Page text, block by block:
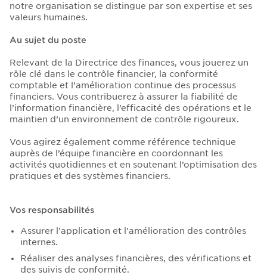
notre organisation se distingue par son expertise et ses
valeurs humaines.
Au sujet du poste
Relevant de la Directrice des finances, vous jouerez un
rôle clé dans le contrôle financier, la conformité
comptable et l’amélioration continue des processus
financiers. Vous contribuerez à assurer la fiabilité de
l’information financière, l’efficacité des opérations et le
maintien d’un environnement de contrôle rigoureux.
Vous agirez également comme référence technique
auprès de l’équipe financière en coordonnant les
activités quotidiennes et en soutenant l’optimisation des
pratiques et des systèmes financiers.
Vos responsabilités
Assurer l’application et l’amélioration des contrôles
internes.
Réaliser des analyses financières, des vérifications et
des suivis de conformité.